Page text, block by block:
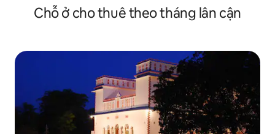
Chỗ ở cho thuê theo tháng lân cận